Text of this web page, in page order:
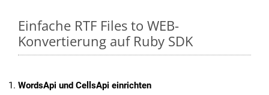
Einfache RTF Files to WEB-
Konvertierung auf Ruby SDK
WordsApi und CellsApi einrichten